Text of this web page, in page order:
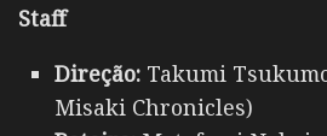
Staff
Direção: Takumi
Misaki Chronicles)